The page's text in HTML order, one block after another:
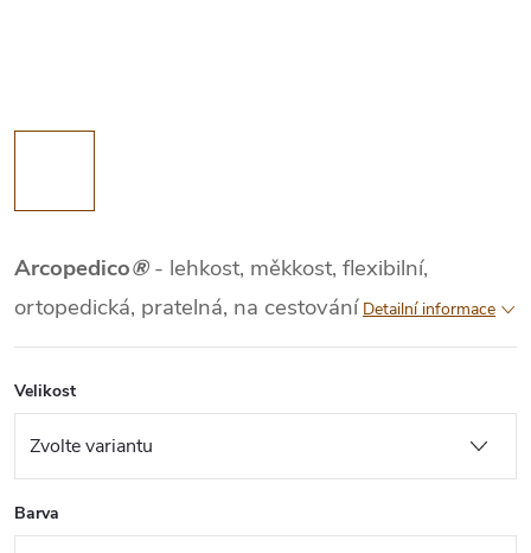
Arcopedico®- lehkost, měkkost, flexibilní,
ortopedická, pratelná, na cestování Detailní informace
Velikost
Barva